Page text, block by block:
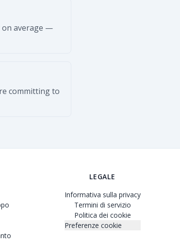
on average —
committing to
LEGALE
Informativa sulla privacy
Termini di servizio
Politica dei cookie
Preferenze cookie